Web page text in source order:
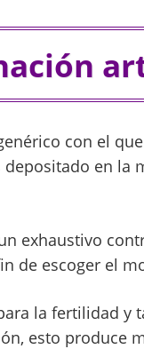
con el
en la
exhaustivo
de escoger el
la fertilidad y
esto produce